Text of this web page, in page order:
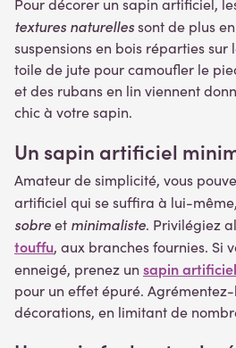
Pour décorer un sapin artificiel,
textures naturellessont de plus
suspensions en bois réparties sur
toile de jute pour camoufler le
et des rubans en lin viennent
chic à votre sapin.
Un sapin artificiel
Amateur de simplicité, vous
artificiel qui se suffira à lui-
sobreet minimaliste. Privilégiez
touffu, aux branches fournies. Si
enneigé, prenez un sapin
pour un effet épuré.
décorations, en limitant de